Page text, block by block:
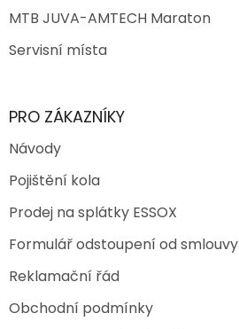
MTB JUVA-AMTECH Maraton
Servisní místa
PRO ZÁKAZNÍKY
Návody
Pojištění kola
Prodej na splátky ESSOX
Formulář odstoupení od smlouvy
Reklamační řád
Obchodní podmínky